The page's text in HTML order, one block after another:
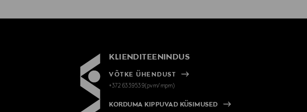
KLIENDITEENINDUS
VÕTKE ÜHENDUST
+372 6339539(pvm/mpm)
KORDUMA KIPPUVAD KÜSIMUSED